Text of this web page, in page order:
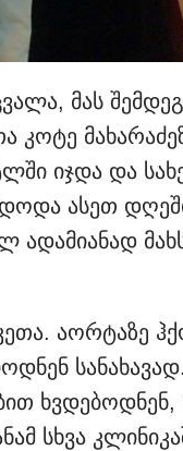
მას
კოტე
იჯდა და
ასეთ
ადამიანად
აორტაზე
სხვა